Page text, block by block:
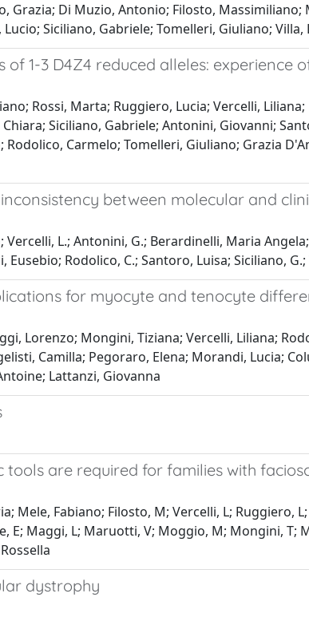
Grazia; Di Muzio, Antonio; Filosto,
Siciliano, Gabriele; Tomelleri, Giuliano; Villa,
1-3 D4Z4 reduced alleles: experience
Rossi, Marta; Ruggiero, Lucia; Vercelli,
Siciliano, Gabriele; Antonini, Giovanni;
Carmelo; Tomelleri, Giuliano; Grazia
between molecular and
L.; Antonini, G.; Berardinelli, Maria
Rodolico, C.; Santoro, Luisa; Siciliano,
for myocyte and tenocyte
Lorenzo; Mongini, Tiziana; Vercelli, Liliana;
Camilla; Pegoraro, Elena; Morandi, Lucia;
Lattanzi, Giovanna
are required for families with
Mele, Fabiano; Filosto, M; Vercelli, L; Ruggiero,
E; Maggi, L; Maruotti, V; Moggio, M; Mongini, T;
dystrophy